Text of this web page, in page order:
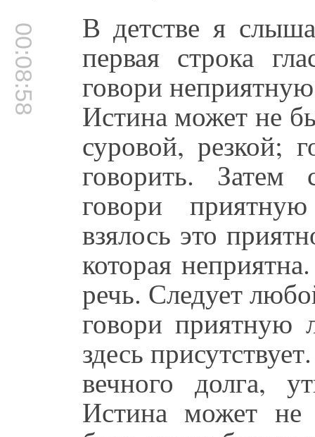
00:08:58 В детстве я
первая строка
говори
Истина может не
суровой, резкой;
говорить. Затем
говори
взялось это
которая
речь. Следует
говори приятную
здесь
вечного долга,
Истина может не